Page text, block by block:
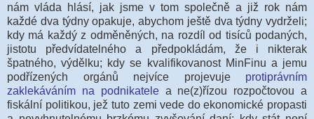
nám vláda hlásí, jak jsme v tom společně a již rok nám
každé dva týdny opakuje, abychom ještě dva týdny vydrželi;
kdy má každý z odměněných, na rozdíl od tisíců podaných,
jistotu předvídatelného a předpokládám, že i nikterak
špatného, výdělku; kdy se kvalifikovanost MinFinu a jemu
podřízených orgánů nejvíce projevuje protiprávním
zaklekáváním na podnikatelea ne(z)řízou rozpočtovou a
fiskální politikou, jež tuto zemi vede do ekonomické propasti